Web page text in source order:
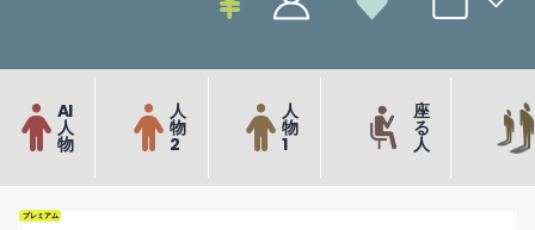
AI
人
物
人
物
2
人
物
1
座
る
人
プレミアム